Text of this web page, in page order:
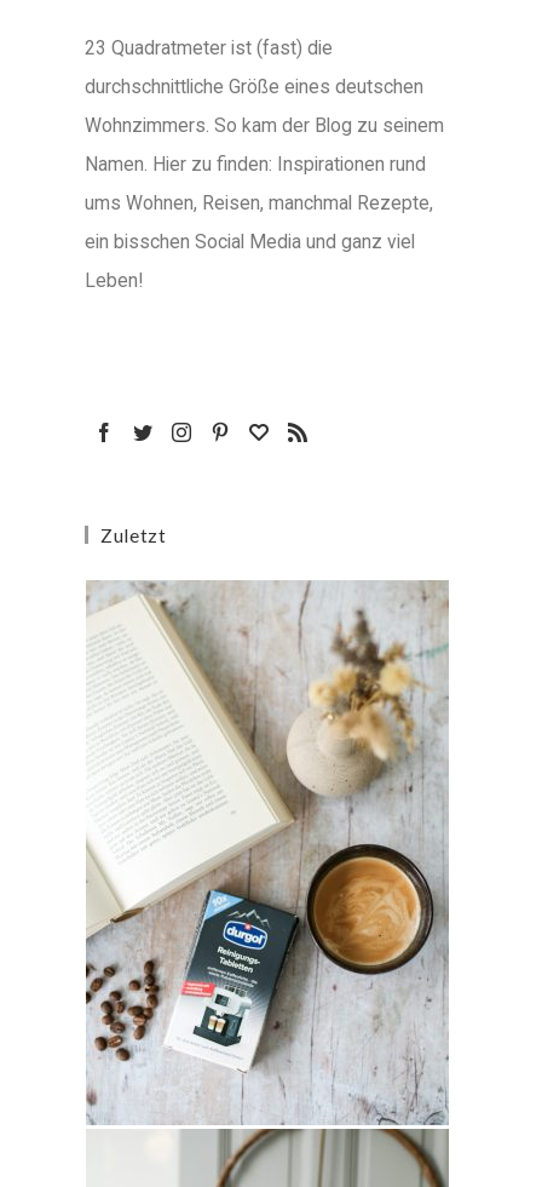
23 Quadratmeter ist (fast) die
durchschnittliche Größe eines deutschen
Wohnzimmers. So kam der Blog zu seinem
Namen. Hier zu finden: Inspirationen rund
ums Wohnen, Reisen, manchmal Rezepte,
ein bisschen Social Media und ganz viel
Leben!
Zuletzt